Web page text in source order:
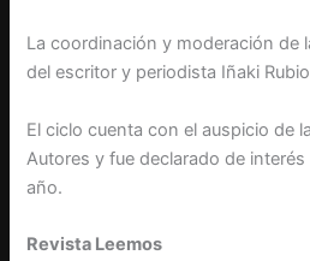
La coordinación y moderación de
del escritor y periodista Iñaki
El ciclo cuenta con el auspicio de
Autores y fue declarado de
año.
Revista Leemos